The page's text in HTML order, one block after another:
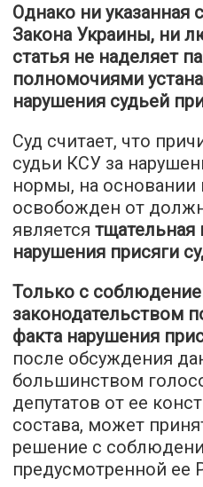
Однако ни указанная
Закона Украины, ни
статья не наделяет
полномочиями
нарушения судьей
Суд считает, что
судьи КСУ за
нормы, на основании
освобожден от
является тщательная
нарушения присяги
Только с
законодательством
факта нарушения
после обсуждения
большинством
депутатов от ее
состава, может
решение с
предусмотренной ее